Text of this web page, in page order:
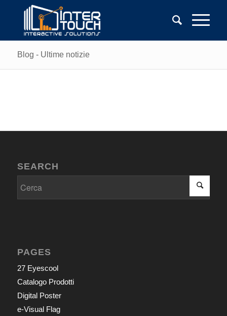
Blog - Ultime notizie
SEARCH
PAGES
27 Eyescool
Catalogo Prodotti
Digital Poster
e-Visual Flag